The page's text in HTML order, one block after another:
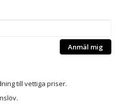
Anmäl mig
till vettiga priser.